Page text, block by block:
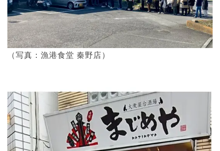
（写真：漁港食堂 秦野店）